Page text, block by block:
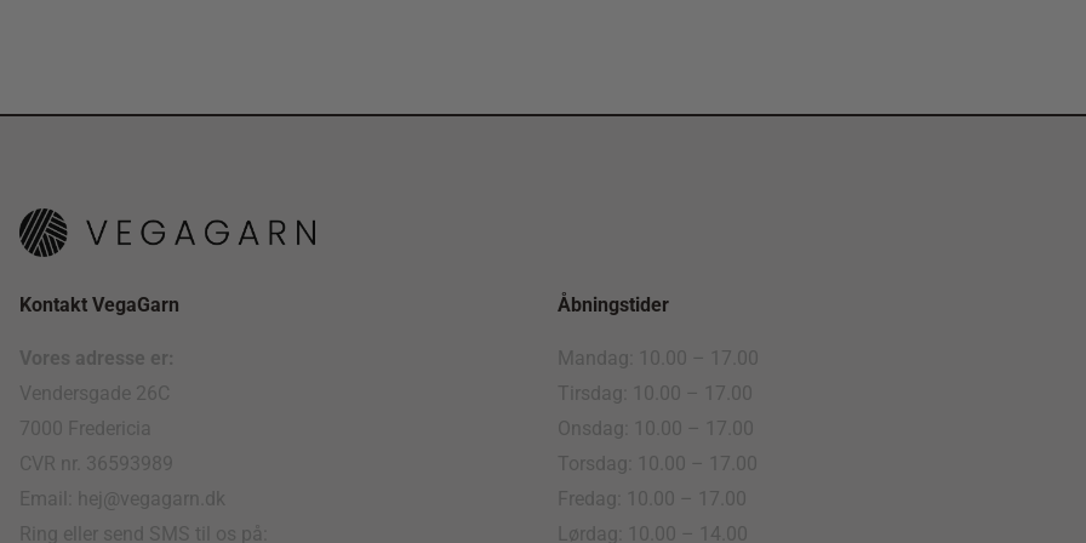
Kontakt VegaGarn
Vores adresse er:
Vendersgade 26C
7000 Fredericia
CVR nr. 36593989
Email: hej@vegagarn.dk
Ring eller send SMS til os på:
Åbningstider
Mandag: 10.00 – 17.00
Tirsdag: 10.00 – 17.00
Onsdag: 10.00 – 17.00
Torsdag: 10.00 – 17.00
Fredag: 10.00 – 17.00
Lørdag: 10.00 – 14.00